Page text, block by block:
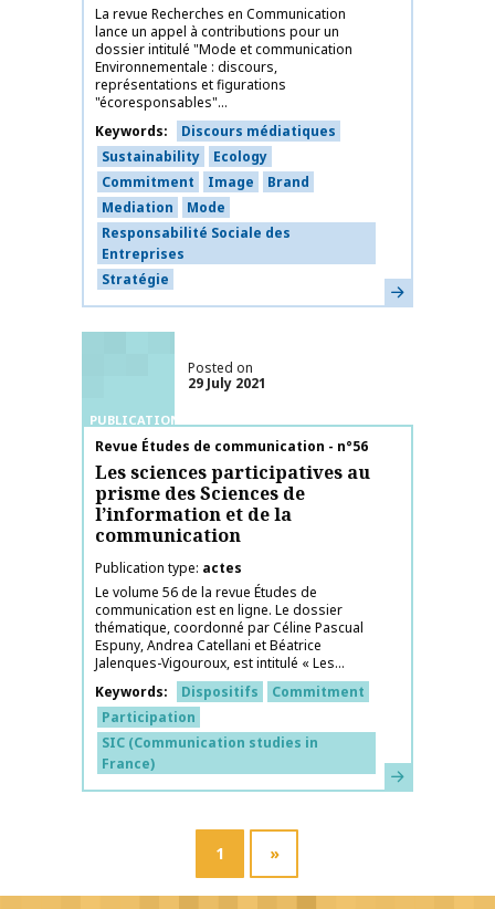
La revue Recherches en Communication
lance un appel à contributions pour un
dossier intitulé "Mode et communication
Environnementale : discours,
représentations et figurations
"écoresponsables"...
Keywords
Discours médiatiques
Sustainability
Ecology
Commitment
Image
Brand
Mediation
Mode
Responsabilité Sociale des
Entreprises
Stratégie
Learn more
PUBLICATIONS
Posted on
29 July 2021
Publication name
Revue Études de communication - n°56
Les sciences participatives au
prisme des Sciences de
l’information et de la
communication
Publication type actes
Le volume 56 de la revue Études de
communication est en ligne. Le dossier
thématique, coordonné par Céline Pascual
Espuny, Andrea Catellani et Béatrice
Jalenques-Vigouroux, est intitulé « Les...
Keywords
Dispositifs
Commitment
Participation
SIC (Communication studies in
France)
Learn more
1 »